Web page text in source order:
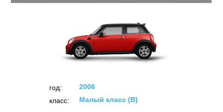
год:
2006
класс:
Малый класс (B)